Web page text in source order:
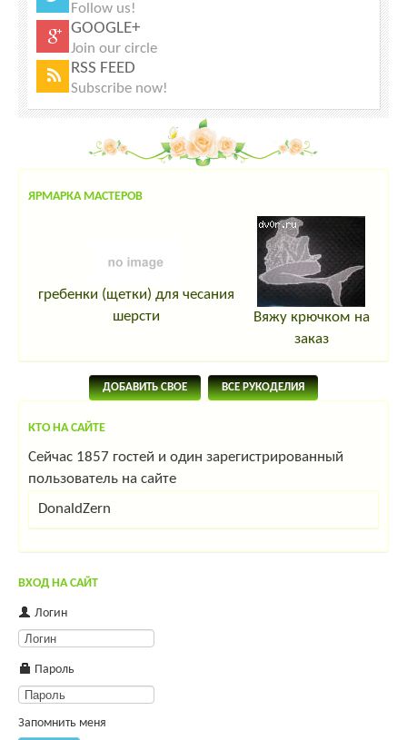
Follow us!
GOOGLE+
Join our circle
RSS FEED
Subscribe now!
ЯРМАРКА МАСТЕРОВ
гребенки (щетки) для чесания
шерсти
Вяжу крючком на
заказ
ДОБАВИТЬ СВОЕ ВСЕ РУКОДЕЛИЯ
КТО НА САЙТЕ
Сейчас 1857 гостей и один зарегистрированный
пользователь на сайте
DonaldZern
ВХОД НА САЙТ
Логин
Пароль
Запомнить меня